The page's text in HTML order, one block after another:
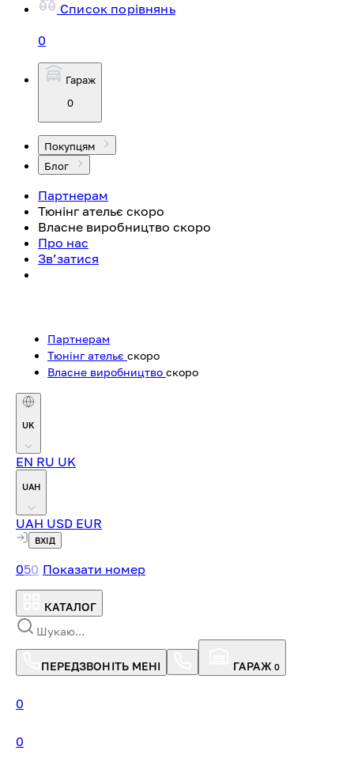
Список порівнянь
0
Гараж
0
Покупцям
Блог
Партнерам
Тюнінг ательє скоро
Власне виробництво скоро
Про нас
Зв’затися
Партнерам
Тюнінг ательє скоро
Власне виробництво скоро
UK
EN RU UK
UAH
UAH USD EUR
ВХІД
050 Показати номер
КАТАЛОГ
ПЕРЕДЗВОНІТЬ МЕНІ ГАРАЖ 0
0
0